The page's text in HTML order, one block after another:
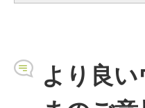
より良